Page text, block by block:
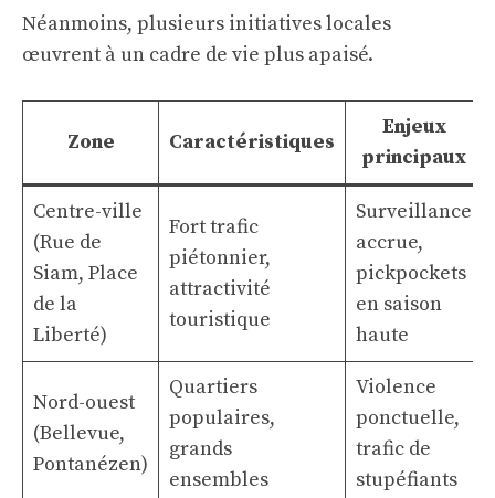
Néanmoins, plusieurs initiatives locales
œuvrent à un cadre de vie plus apaisé.
Zone Caractéristiques
Enjeux
principaux
Centre-ville
(Rue de
Siam, Place
de la
Liberté)
Fort trafic
piétonnier,
attractivité
touristique
Surveillance
accrue,
pickpockets
en saison
haute
Nord-ouest
(Bellevue,
Pontanézen)
Quartiers
populaires,
grands
ensembles
Violence
ponctuelle,
trafic de
stupéfiants